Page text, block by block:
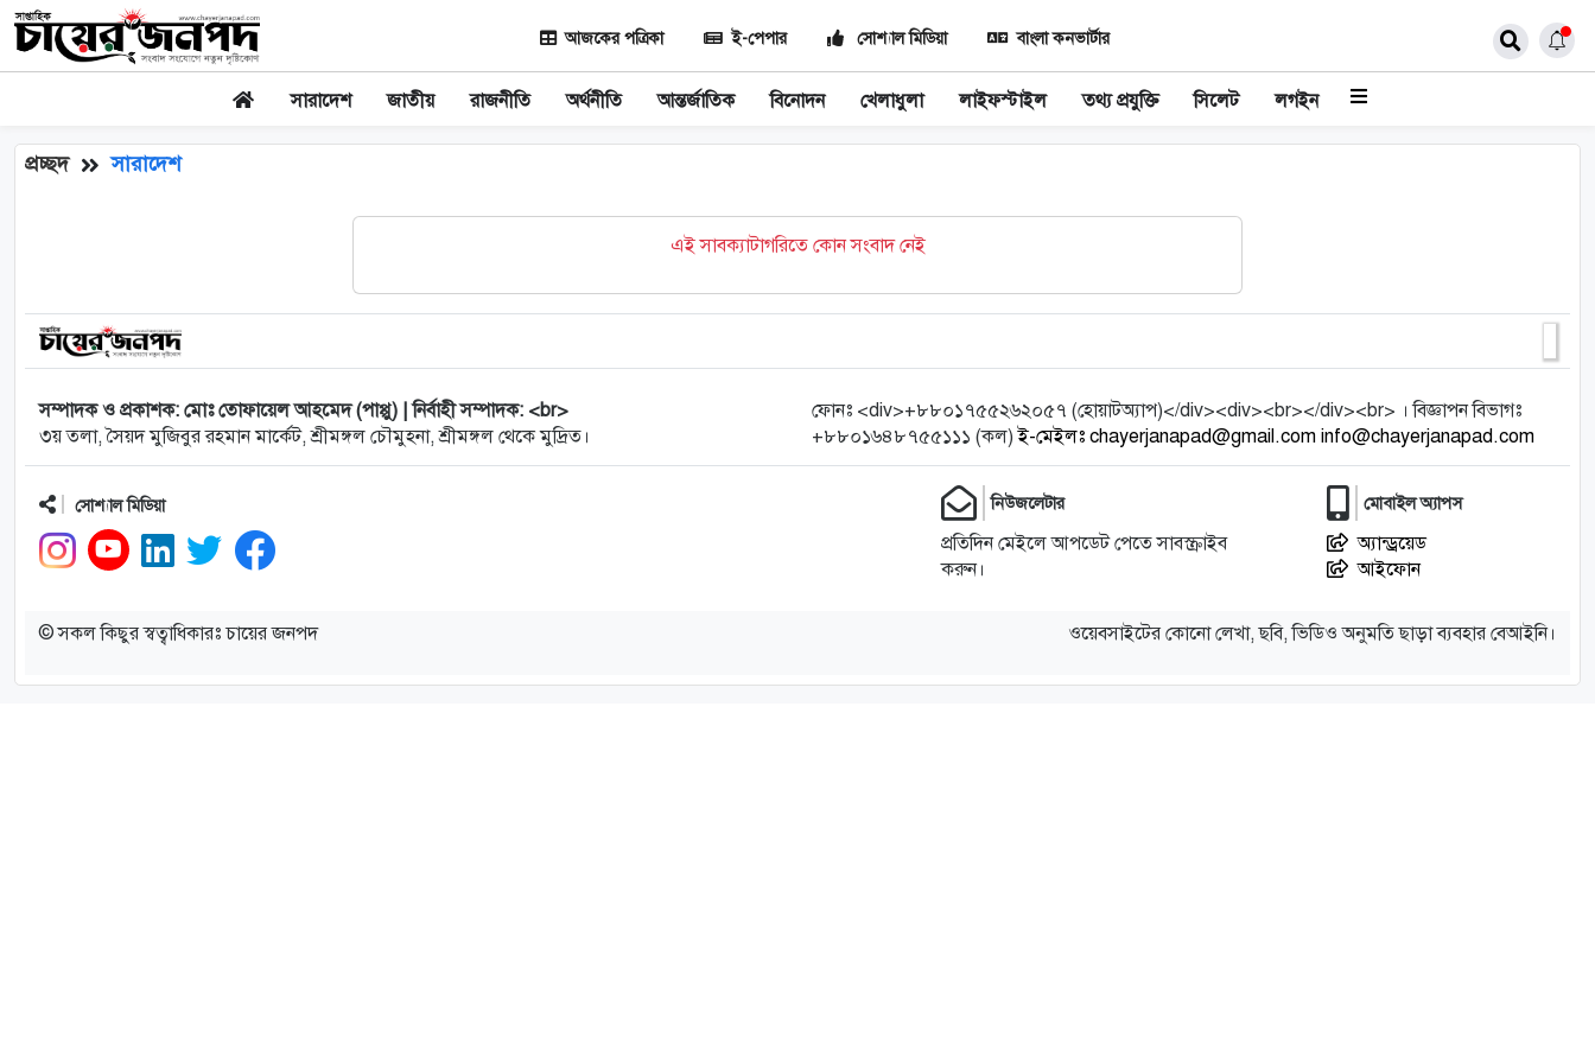
আজকের পত্রিকা ই-পেপার সোশ্যাল মিডিয়া বাংলা কনভার্টার
সারাদেশ জাতীয় রাজনীতি অর্থনীতি আন্তর্জাতিক বিনোদন খেলাধুলা লাইফস্টাইল তথ্য প্রযুক্তি সিলেট লগইন
প্রচ্ছদ সারাদেশ
এই সাবক্যাটাগরিতে কোন সংবাদ নেই
সম্পাদক ও প্রকাশক: মোঃ তোফায়েল আহমেদ (পাপ্পু) | নির্বাহী সম্পাদক: <br>
৩য় তলা, সৈয়দ মুজিবুর রহমান মার্কেট, শ্রীমঙ্গল চৌমুহনা, শ্রীমঙ্গল থেকে মুদ্রিত।
ফোনঃ <div>+৮৮০১৭৫৫২৬২০৫৭ (হোয়াটঅ্যাপ)</div><div><br></div><br> । বিজ্ঞাপন বিভাগঃ
+৮৮০১৬৪৮৭৫৫১১১ (কল)ই-মেইলঃ chayerjanapad@gmail.com info@chayerjanapad.com
সোশ্যাল মিডিয়া নিউজলেটার
প্রতিদিন মেইলে আপডেট পেতে সাবস্ক্রাইব
করুন।
মোবাইল অ্যাপস
অ্যান্ড্রয়েড
আইফোন
© সকল কিছুর স্বত্বাধিকারঃ চায়ের জনপদ ওয়েবসাইটের কোনো লেখা, ছবি, ভিডিও অনুমতি ছাড়া ব্যবহার বেআইনি।